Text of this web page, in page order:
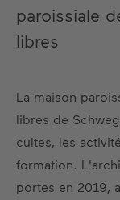
paroissiale
libres
La maison
libres de
cultes, les
formation.
portes en 2019,